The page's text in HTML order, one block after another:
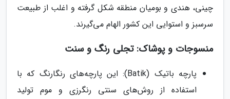
چینی، هندی و بومیان منطقه شکل گرفته و اغلب از طبیعت
سرسبز و استوایی این کشور الهام می‌گیرند.
منسوجات و پوشاک: تجلی رنگ و سنت
پارچه باتیک (Batik): این پارچه‌های رنگارنگ که با
استفاده از روش‌های سنتی رنگرزی و موم تولید